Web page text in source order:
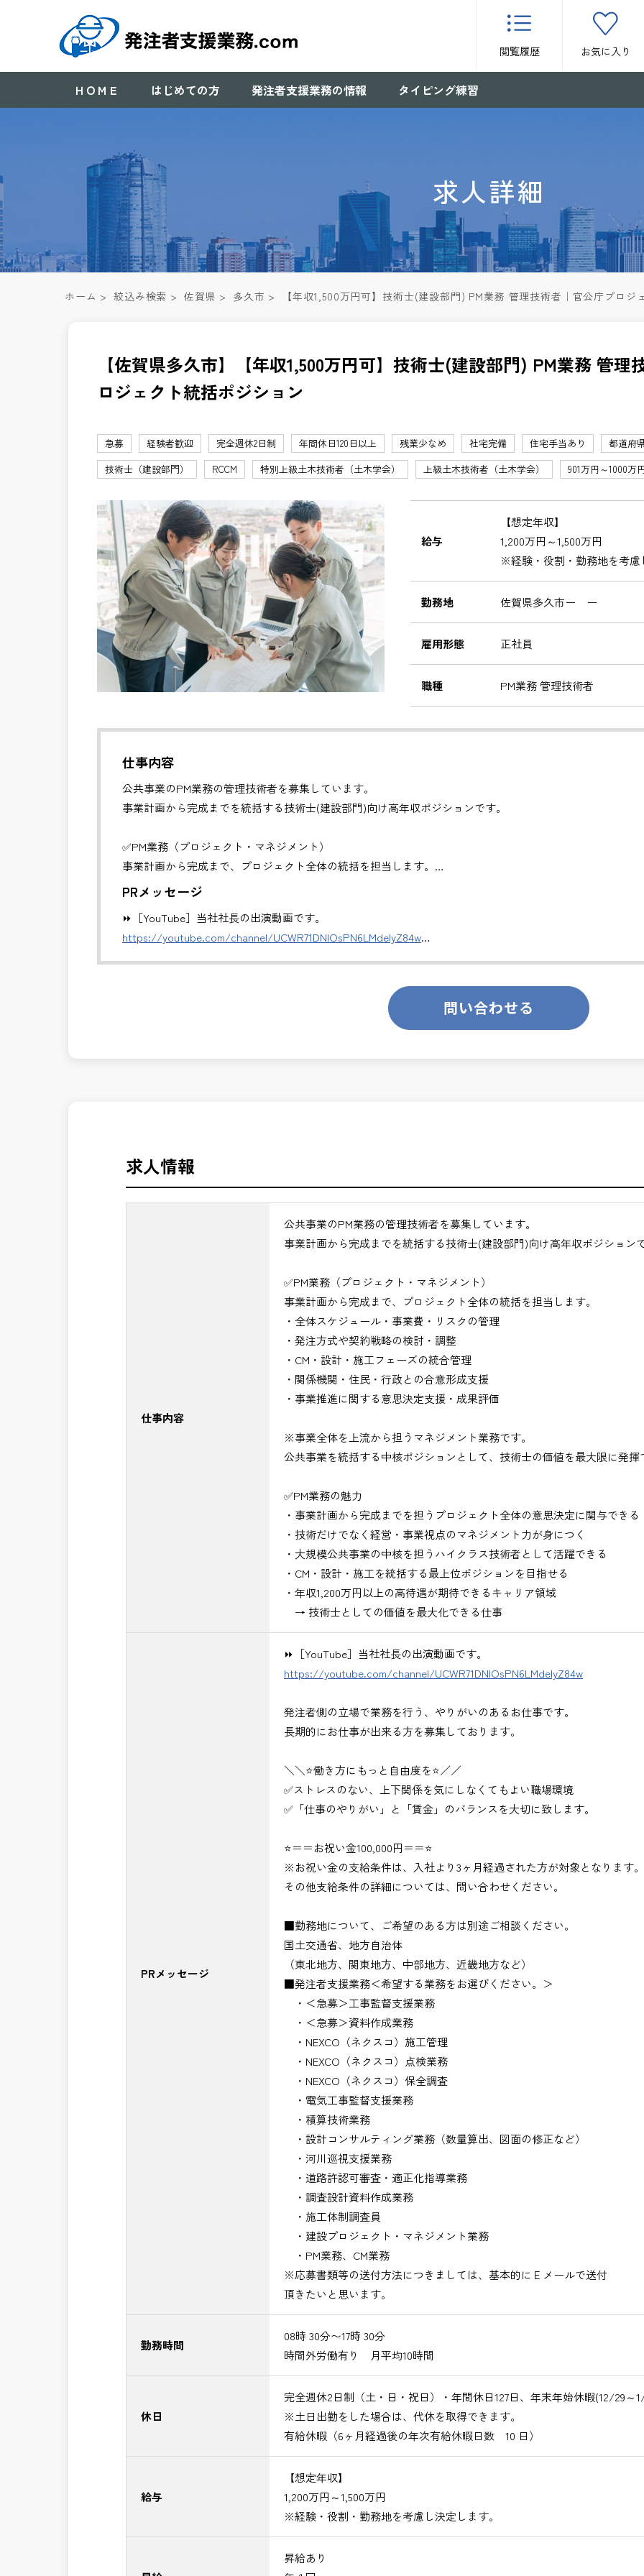
閲覧履歴 お気に入り
ＨＯＭＥ はじめての方 発注者支援業務の情報 タイピング練習
求人詳細
ホーム > 絞込み検索 > 佐賀県 > 多久市 > 【年収1,500万円可】技術士(建設部門) PM業務 管理技術者｜官公庁プロジ
【佐賀県多久市】【年収1,500万円可】技術士(建設部門) PM業務 管理
ロジェクト統括ポジション
急募 経験者歓迎 完全週休2日制 年間休日120日以上 残業少なめ 社宅完備 住宅手当あり
都道府
技術士（建設部門）
RCCM 特別上級土木技術者（土木学会） 上級土木技術者（土木学会） 901万円～1000万
給与
【想定年収】
1,200万円～1,500万円
※経験・役割・勤務地を考慮
勤務地 佐賀県多久市ー ー
雇用形態 正社員
職種 PM業務 管理技術者
仕事内容
公共事業のPM業務の管理技術者を募集しています。
事業計画から完成までを統括する技術士(建設部門)向け高年収ポジションです。
✅PM業務（プロジェクト・マネジメント）
事業計画から完成まで、プロジェクト全体の統括を担当します。
・全体スケジュール・事業費・リスクの管理
・CM・設計・施工フェーズの統合管理
・関係機関・住民・行政との合意形成支援
・事業推進に関する意思決定支援・成果評価
公共事業を統括する中核ポジションとして、技術士の価値を最大限に発揮できます。
✅PM業務の魅力
・年収1,200万円以上の高待遇が期待できるキャリア領域
→ 技術士としての価値を最大化できる仕事
PRメッセージ
⏩［YouTube］当社社長の出演動画です。
https://youtube.com/channel/UCWR71DNlOsPN6LMdeIyZ84w
■勤務地について、ご希望のある方は別途ご相談ください。
（東北地方、関東地方、中部地方、近畿地方など）
■発注者支援業務＜希望する業務をお選びください。＞
・NEXCO（ネクスコ）施工管理
・設計コンサルティング業務（数量算出、図面の修正など）
・河川巡視支援業務
・道路許認可審査・適正化指導業務
・建設プロジェクト・マネジメント業務
※応募書類等の送付方法につきましては、基本的にＥメールで送付
問い合わせる
求人情報
仕事内容
公共事業のPM業務の管理技術者を募集しています。
事業計画から完成までを統括する技術士(建設部門)向け高年収ポジション
✅PM業務（プロジェクト・マネジメント）
事業計画から完成まで、プロジェクト全体の統括を担当します。
・全体スケジュール・事業費・リスクの管理
・発注方式や契約戦略の検討・調整
・CM・設計・施工フェーズの統合管理
・関係機関・住民・行政との合意形成支援
・事業推進に関する意思決定支援・成果評価
※事業全体を上流から担うマネジメント業務です。
公共事業を統括する中核ポジションとして、技術士の価値を最大限に発揮
✅PM業務の魅力
・事業計画から完成までを担うプロジェクト全体の意思決定に関与できる
・技術だけでなく経営・事業視点のマネジメント力が身につく
・大規模公共事業の中核を担うハイクラス技術者として活躍できる
・CM・設計・施工を統括する最上位ポジションを目指せる
・年収1,200万円以上の高待遇が期待できるキャリア領域
→ 技術士としての価値を最大化できる仕事
PRメッセージ
⏩［YouTube］当社社長の出演動画です。
https://youtube.com/channel/UCWR71DNlOsPN6LMdeIyZ84w
発注者側の立場で業務を行う、やりがいのあるお仕事です。
長期的にお仕事が出来る方を募集しております。
＼＼⭐働き方にもっと自由度を⭐／／
✅ストレスのない、上下関係を気にしなくてもよい職場環境
✅「仕事のやりがい」と「賃金」のバランスを大切に致します。
⭐＝＝お祝い金100,000円＝＝⭐
※お祝い金の支給条件は、入社より3ヶ月経過された方が対象となります。
その他支給条件の詳細については、問い合わせください。
■勤務地について、ご希望のある方は別途ご相談ください。
国土交通省、地方自治体
（東北地方、関東地方、中部地方、近畿地方など）
■発注者支援業務＜希望する業務をお選びください。＞
・＜急募＞工事監督支援業務
・＜急募＞資料作成業務
・NEXCO（ネクスコ）施工管理
・NEXCO（ネクスコ）点検業務
・NEXCO（ネクスコ）保全調査
・電気工事監督支援業務
・積算技術業務
・設計コンサルティング業務（数量算出、図面の修正など）
・河川巡視支援業務
・道路許認可審査・適正化指導業務
・調査設計資料作成業務
・施工体制調査員
・建設プロジェクト・マネジメント業務
・PM業務、CM業務
※応募書類等の送付方法につきましては、基本的にＥメールで送付
頂きたいと思います。
勤務時間
08時 30分〜17時 30分
時間外労働有り 月平均10時間
休日
完全週休2日制（土・日・祝日）・年間休日127日、年末年始休暇(12/29～
※土日出勤をした場合は、代休を取得できます。
有給休暇（6ヶ月経過後の年次有給休暇日数 10 日）
給与
【想定年収】
1,200万円～1,500万円
※経験・役割・勤務地を考慮し決定します。
昇給あり